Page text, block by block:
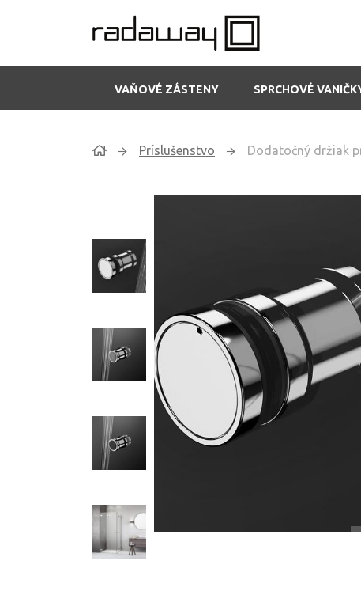
VAŇOVÉ ZÁSTENY SPRCHOVÉ
Príslušenstvo Dodatočný držiak